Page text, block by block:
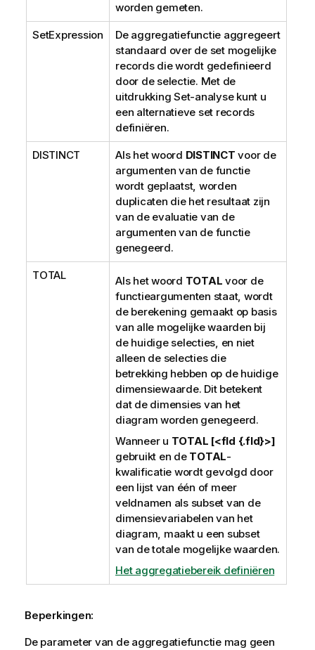
worden gemeten.
SetExpression
De aggregatiefunctie aggregeert
standaard over de set mogelijke
records die wordt gedefinieerd
door de selectie. Met de
uitdrukking Set-analyse kunt u
een alternatieve set records
definiëren.
DISTINCT Als het woord DISTINCT voor de
argumenten van de functie
wordt geplaatst, worden
duplicaten die het resultaat zijn
van de evaluatie van de
argumenten van de functie
genegeerd.
TOTAL Als het woord TOTAL voor de
functieargumenten staat, wordt
de berekening gemaakt op basis
van alle mogelijke waarden bij
de huidige selecties, en niet
alleen de selecties die
betrekking hebben op de huidige
dimensiewaarde. Dit betekent
dat de dimensies van het
diagram worden genegeerd.
Wanneer u TOTAL [<fld {.fld}>]
gebruikt en de TOTAL-
kwalificatie wordt gevolgd door
een lijst van één of meer
veldnamen als subset van de
dimensievariabelen van het
diagram, maakt u een subset
van de totale mogelijke waarden.
Het aggregatiebereik definiëren
Beperkingen:
De parameter van de aggregatiefunctie mag geen